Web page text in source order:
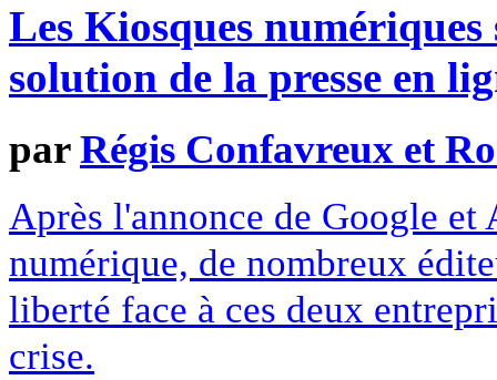
Les Kiosques
solution de la presse en
parRégis Confavreux et
Après l'annonce de Google
numérique, de nombreux
liberté face à ces deux
crise.